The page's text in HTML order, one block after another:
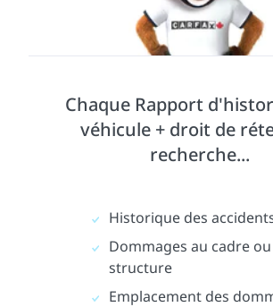
Chaque Rapport
véhicule + droit de
recherche...
Historique des
Dommages au cadre ou
structure
Emplacement des